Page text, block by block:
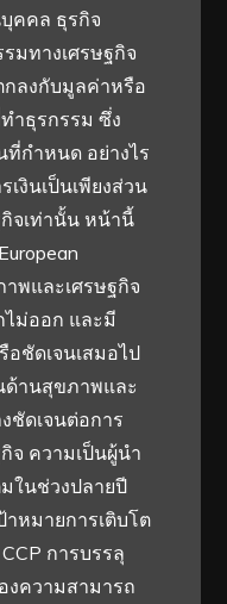
คคล ธุรกิจ
มทางเศรษฐกิจ
กลงกับมูลค่าหรือ
ำธุรกรรม ซึ่ง
ที่กำหนด อย่างไร
งินเป็นเพียงส่วน
กิจเท่านั้น หน้านี้
พและเศรษฐกิจ
ไม่ออก และมี
ชัดเจนเสมอไป
ด้านสุขภาพและ
ชัดเจนต่อการ
จ ความเป็นผู้นำ
ในช่วงปลายปี
าหมายการเติบโต
การบรรลุ
ความสามารถ